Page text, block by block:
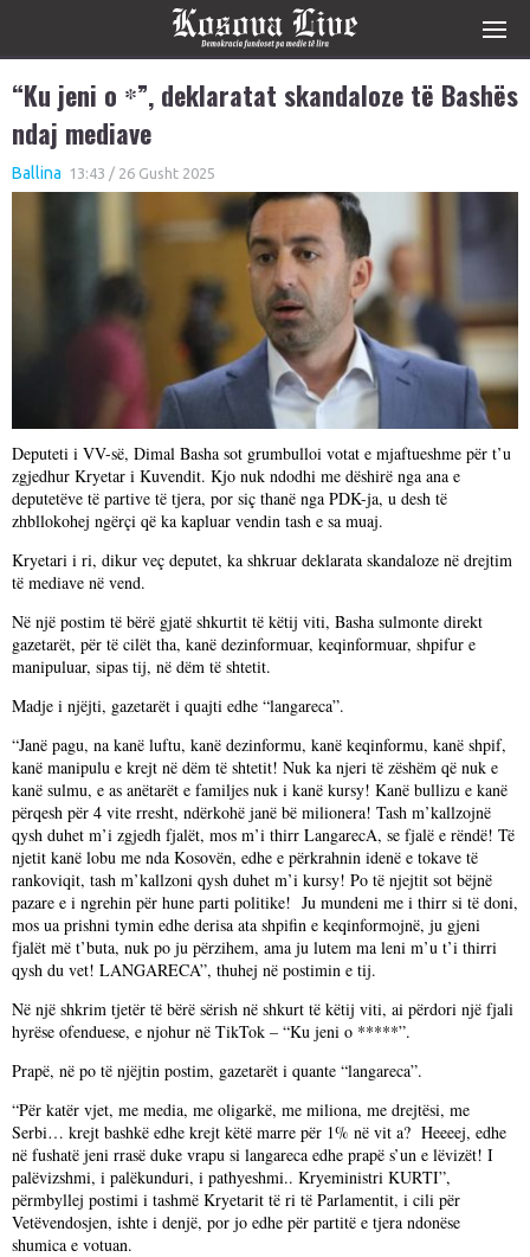
“Ku jeni o *”, deklaratat skandaloze të Bashës
ndaj mediave
Ballina 13:43 / 26 Gusht 2025
Deputeti i VV-së, Dimal Basha sot grumbulloi votat e mjaftueshme për t’u
zgjedhur Kryetar i Kuvendit. Kjo nuk ndodhi me dëshirë nga ana e
deputetëve të partive të tjera, por siç thanë nga PDK-ja, u desh të
zhbllokohej ngërçi që ka kapluar vendin tash e sa muaj.
Kryetari i ri, dikur veç deputet, ka shkruar deklarata skandaloze në drejtim
të mediave në vend.
Në një postim të bërë gjatë shkurtit të këtij viti, Basha sulmonte direkt
gazetarët, për të cilët tha, kanë dezinformuar, keqinformuar, shpifur e
manipuluar, sipas tij, në dëm të shtetit.
Madje i njëjti, gazetarët i quajti edhe “langareca”.
“Janë pagu, na kanë luftu, kanë dezinformu, kanë keqinformu, kanë shpif,
kanë manipulu e krejt në dëm të shtetit! Nuk ka njeri të zëshëm që nuk e
kanë sulmu, e as anëtarët e familjes nuk i kanë kursy! Kanë bullizu e kanë
përqesh për 4 vite rresht, ndërkohë janë bë milionera! Tash m’kallzojnë
qysh duhet m’i zgjedh fjalët, mos m’i thirr LangarecA, se fjalë e rëndë! Të
njetit kanë lobu me nda Kosovën, edhe e përkrahnin idenë e tokave të
rankoviqit, tash m’kallzoni qysh duhet m’i kursy! Po të njejtit sot bëjnë
pazare e i ngrehin për hune parti politike! Ju mundeni me i thirr si të doni,
mos ua prishni tymin edhe derisa ata shpifin e keqinformojnë, ju gjeni
fjalët më t’buta, nuk po ju përzihem, ama ju lutem ma leni m’u t’i thirri
qysh du vet! LANGARECA”, thuhej në postimin e tij.
Në një shkrim tjetër të bërë sërish në shkurt të këtij viti, ai përdori një fjali
hyrëse ofenduese, e njohur në TikTok – “Ku jeni o *****”.
Prapë, në po të njëjtin postim, gazetarët i quante “langareca”.
“Për katër vjet, me media, me oligarkë, me miliona, me drejtësi, me
Serbi… krejt bashkë edhe krejt këtë marre për 1% në vit a? Heeeej, edhe
në fushatë jeni rrasë duke vrapu si langareca edhe prapë s’un e lëvizët! I
palëvizshmi, i palëkunduri, i pathyeshmi.. Kryeministri KURTI”,
përmbyllej postimi i tashmë Kryetarit të ri të Parlamentit, i cili për
Vetëvendosjen, ishte i denjë, por jo edhe për partitë e tjera ndonëse
shumica e votuan.